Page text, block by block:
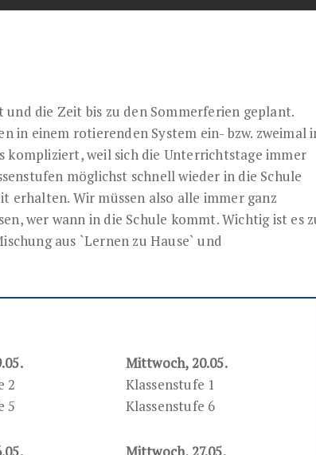
die Zeit bis zu den Sommerferien geplant.
in einem rotierenden System ein- bzw. zweimal
kompliziert, weil sich die Unterrichtstage immer
möglichst schnell wieder in die Schule
erhalten. Wir müssen also alle immer ganz
wer wann in die Schule kommt. Wichtig ist es
aus `Lernen zu Hause` und
2
5
Mittwoch, 20.05.
Klassenstufe 1
Klassenstufe 6